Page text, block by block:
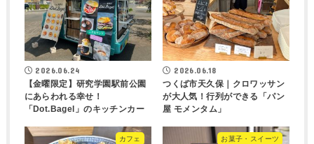
2026.06.24
【金曜限定】研究学園駅前公園
にあらわれる幸せ！
「Dot.Bagel」のキッチンカー
2026.06.18
つくば市天久保｜クロワッサン
が大人気！行列ができる「パン
屋 モメンタム」
カフェ お菓子・スイーツ